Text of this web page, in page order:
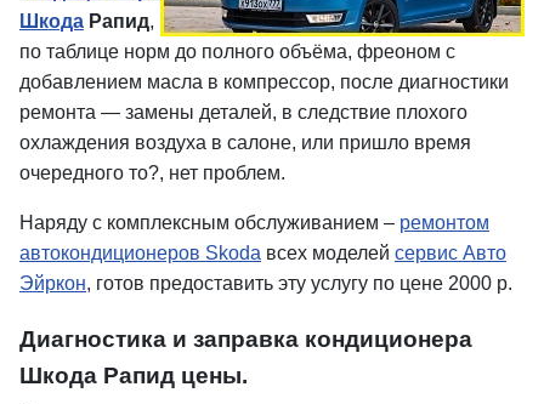
Шкода Рапид,
по таблице норм до полного объёма, фреоном с
добавлением масла в компрессор, после диагностики
ремонта — замены деталей, в следствие плохого
охлаждения воздуха в салоне, или пришло время
очередного то?, нет проблем.
Наряду с комплексным обслуживанием – ремонтом
автокондиционеров Skoda всех моделей сервис Авто
Эйркон, готов предоставить эту услугу по цене 2000 р.
Диагностика и заправка кондиционера
Шкода Рапид цены.